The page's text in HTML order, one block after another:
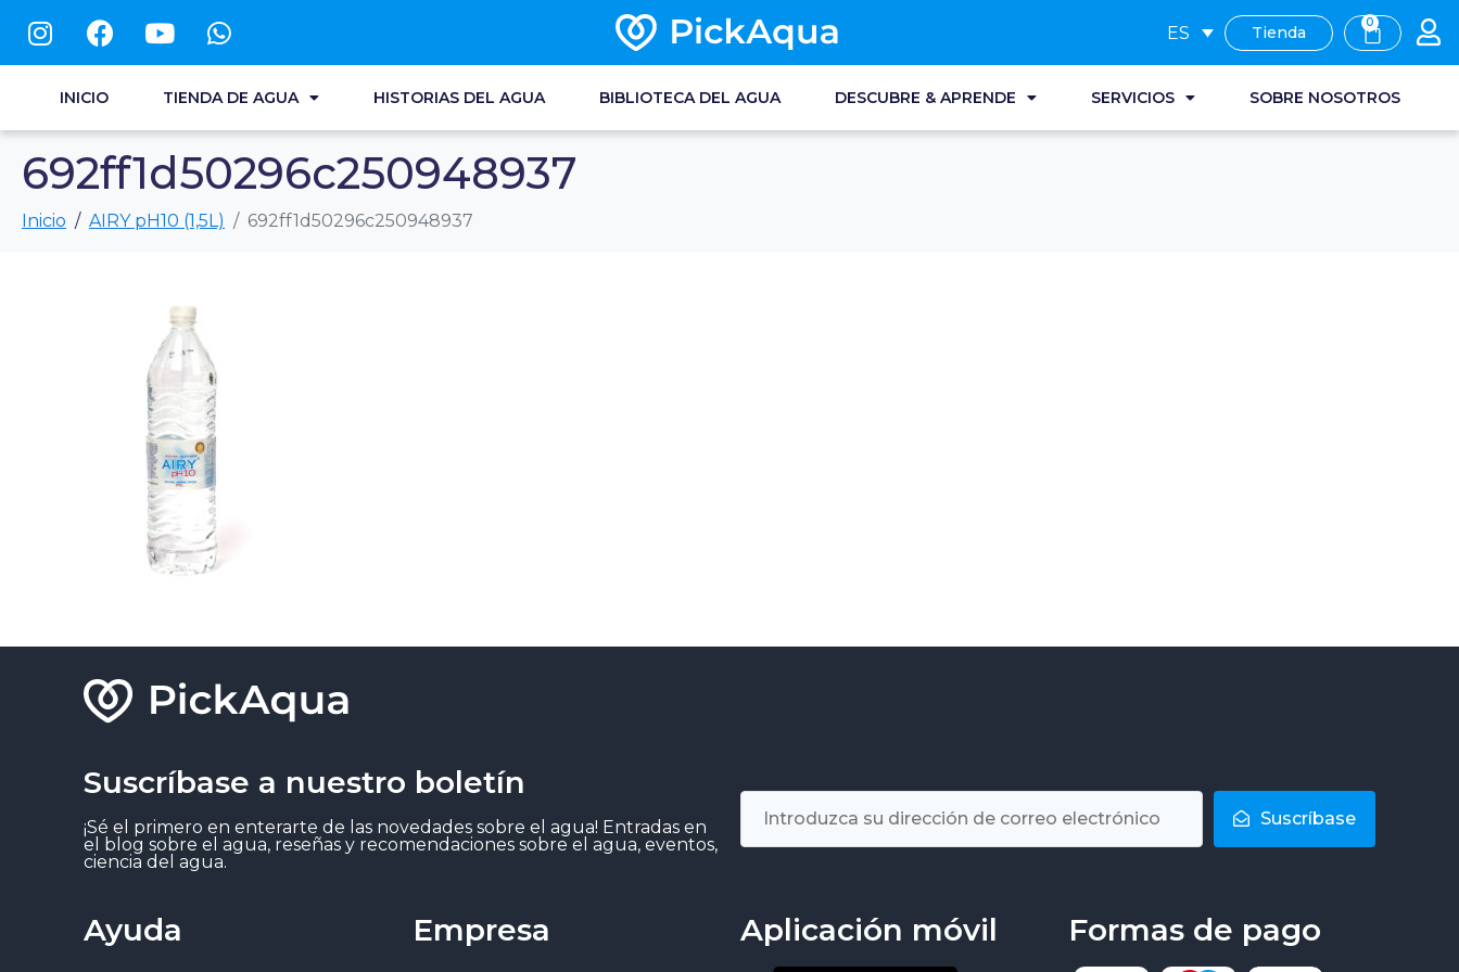
ES Tienda
0
INICIO TIENDA DE AGUA HISTORIAS DEL AGUA BIBLIOTECA DEL AGUA DESCUBRE & APRENDE SERVICIOS SOBRE NOSOTROS
692ff1d50296c250948937
Inicio AIRY pH10 (1,5L) 692ff1d50296c250948937
Suscríbase a nuestro boletín
¡Sé el primero en enterarte de las novedades sobre el agua! Entradas en
el blog sobre el agua, reseñas y recomendaciones sobre el agua, eventos,
ciencia del agua.
Suscríbase
Ayuda Empresa Aplicación móvil Formas de pago